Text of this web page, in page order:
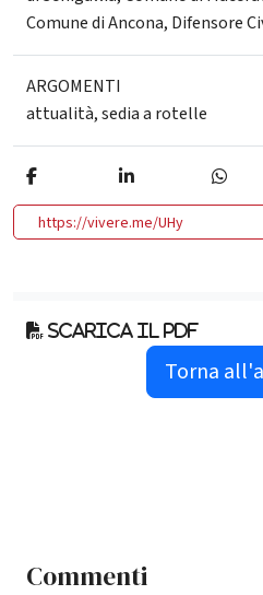
Comune di Ancona, Difensore
ARGOMENTI
attualità,sedia a rotelle
https://vivere.me/UHy
Scarica il pdf
Torna
Commenti